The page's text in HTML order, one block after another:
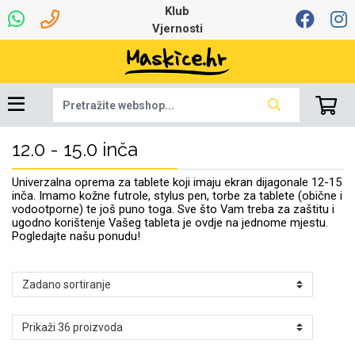
Klub
Vjernosti
12.0 - 15.0 inča
Univerzalna oprema za tablete koji imaju ekran dijagonale 12-15
inča. Imamo kožne futrole, stylus pen, torbe za tablete (obične i
vodootporne) te još puno toga. Sve što Vam treba za zaštitu i
ugodno korištenje Vašeg tableta je ovdje na jednome mjestu.
Pogledajte našu ponudu!
Dinamo maskice za
mobitel
Robotski usisavači
Ventilatori
Najprodavanije -
TOP 100
Ljetna kolekcija
Winter Line Art
Apple
Univerzalna oprema
za tablet
7.0 - 8.0 inča
9.0 - 10.0 inča 10.0 - 12.0 inča
Apple
Igračke i ostalo
Selfie Stick
Držači za stol Držači za bicikl
Punjači
Autopunjači Power bank
Mikrofoni
Žičane slušalice Bluetooth Zvučnici
Pametni Satovi
memorijske kartice
Oprema za Smart
Auto Kamere
Podloga za miš
Web kamere i
mikrofoni
Punjači za laptope
Ruksaci i torbice